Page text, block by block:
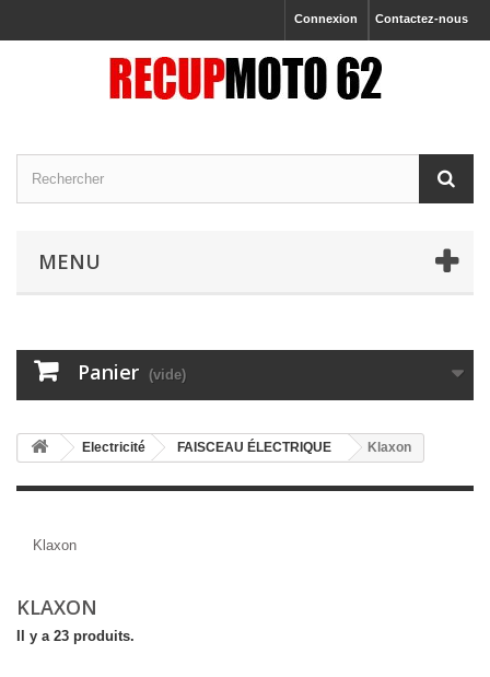
Contactez-nous
Connexion
MENU
Panier (vide)
Electricité FAISCEAU ÉLECTRIQUE Klaxon
Klaxon
KLAXON
Il y a 23 produits.